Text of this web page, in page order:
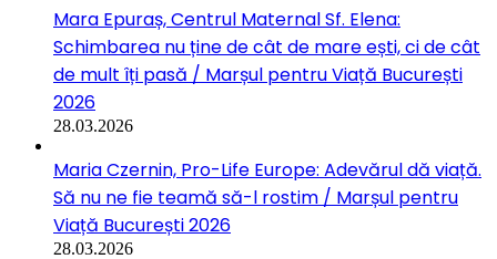
Mara Epuraș, Centrul Maternal Sf. Elena:
Schimbarea nu ține de cât de mare ești, ci de cât
de mult îți pasă / Marșul pentru Viață București
2026
28.03.2026
Maria Czernin, Pro-Life Europe: Adevărul dă viață.
Să nu ne fie teamă să-l rostim / Marșul pentru
Viață București 2026
28.03.2026